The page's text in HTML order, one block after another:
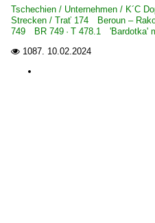
Tschechien / Unternehmen / K´C
Strecken / Trať 174 Beroun –
749 BR 749 · T 478.1 'Bardotka'
 1087. 10.02.2024